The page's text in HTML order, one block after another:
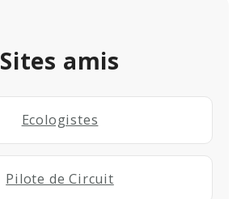
Sites amis
Ecologistes
Pilote de Circuit